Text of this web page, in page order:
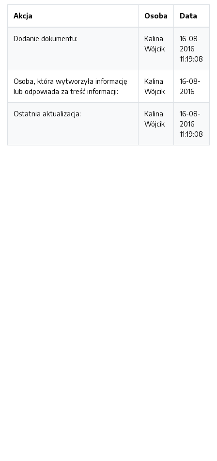
Akcja Osoba Data
Dodanie dokumentu:
Kalina
Wójcik
16-08-
2016
11:19:08
Osoba, która wytworzyła informację
lub odpowiada za treść informacji:
Kalina
Wójcik
16-08-
2016
Ostatnia aktualizacja:
Kalina
Wójcik
16-08-
2016
11:19:08